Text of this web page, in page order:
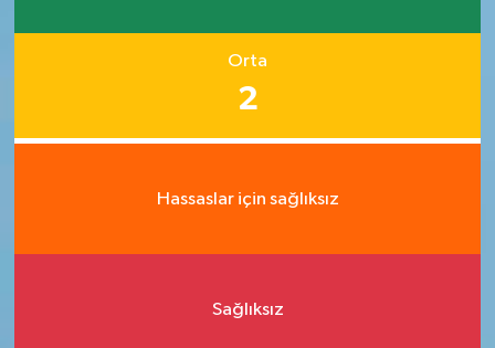
Orta
2
Hassaslar için sağlıksız
Sağlıksız